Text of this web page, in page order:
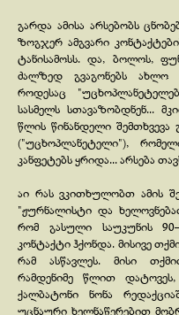
გარდა ამისა არსებობს
ზოგჯერ ამგვარი
ტანისამოსს. და, ბოლოს,
ძალზედ გვაგონებს ახლო
როდესაც
სასმელს სთავაზობდნენ...
წლის წინანდელი
("უცხოპლანეტელი"),
კანფეტებს ყრიდა... არსება
აი რას ვკითხულობთ ამის
"ჟურნალისტი და
რომ გასული საუკუნის
კონტაქტი ჰქონდა. მისივე
რამ ასწავლეს. მისი
რამდენიმე წლით
ქალბატონი ნონა
უცნაური ხელნაწერებით